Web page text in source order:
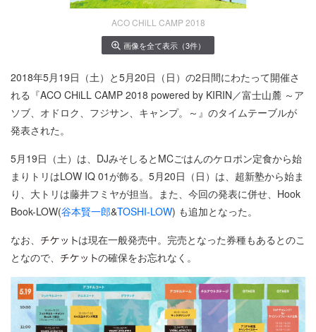
ACO CHiLL CAMP 2018
画像を全て表示（3件）
2018年5月19日（土）と5月20日（日）の2日間にわたって開催さ
れる『ACO CHiLL CAMP 2018 powered by KIRIN／富士山麓 ～ア
ソブ、オドロク、フジサン、キャンプ。～』のタイムテーブルが
発表された。
5月19日（土）は、DJみそしるとMCごはんのケロポン定食から始
まりトリはLOW IQ 01が飾る。5月20日（日）は、超新塾から始ま
り、大トリは藤井フミヤが担当。また、今回の発表に併せ、Hook
Book-LOW(谷本賢一郎&TOSHI-LOW) も追加となった。
なお、
は現在一般発売中。完売となった券種もあるとのこ
となので、
の確保をお忘れなく。